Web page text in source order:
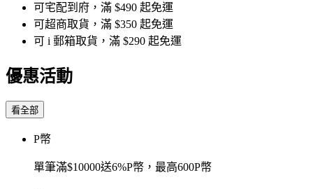
可宅配到府，滿 $490 起免運
可超商取貨，滿 $350 起免運
可 i 郵箱取貨，滿 $290 起免運
優惠活動
看全部
P幣
單筆滿$10000送6%P幣，最高600P幣